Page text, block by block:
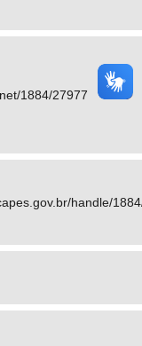
1884/27977
handle/